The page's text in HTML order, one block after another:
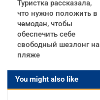
Туристка рассказала,
что нужно положить в
чемодан, чтобы
обеспечить себе
свободный шезлонг на
пляже
You might also like